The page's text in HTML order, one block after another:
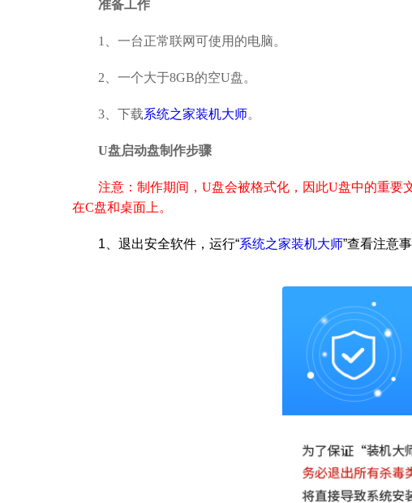
准备工作
1、一台正常联网可使用的电脑。
2、一个大于8GB的空U盘。
3、下载系统之家装机大师。
U盘启动盘制作步骤
注意：制作期间，U盘会被格式化，因此U盘中的重要
在C盘和桌面上。
1、 退出安全软件，运行“系统之家装机大师”查看注意